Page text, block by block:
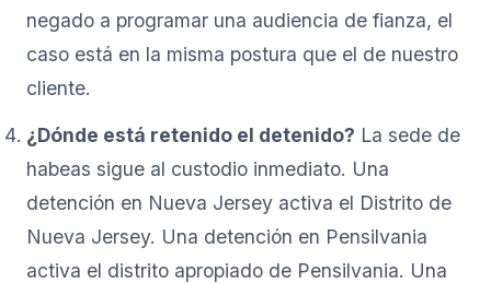
negado a programar una audiencia de fianza, el
caso está en la misma postura que el de nuestro
cliente.
¿Dónde está retenido el detenido? La sede de
habeas sigue al custodio inmediato. Una
detención en Nueva Jersey activa el Distrito de
Nueva Jersey. Una detención en Pensilvania
activa el distrito apropiado de Pensilvania. Una